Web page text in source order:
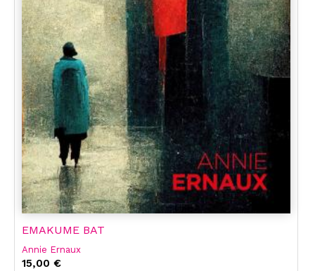
EMAKUME BAT
Annie Ernaux
15,00 €